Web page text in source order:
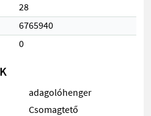
28
6765940
0
adagolóhenger
Csomagtető